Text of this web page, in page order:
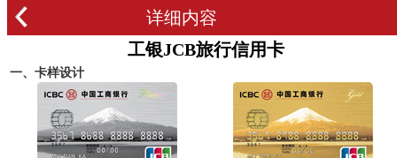
详细内容
工银JCB旅行信用卡
一、卡样设计